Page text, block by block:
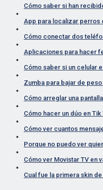
Cómo saber si han
App para localizar perros
Cómo conectar dos
Aplicaciones para hacer
Cómo saber si un celular
Zumba para bajar de
Cómo arreglar una
Cómo hacer un dúo en Tik
Cómo ver cuantos
Porque no puedo ver
Cómo ver Movistar TV en
Cual fue la primera skin